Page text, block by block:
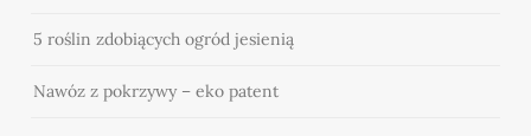
5 roślin zdobiących ogród jesienią
Nawóz z pokrzywy – eko patent